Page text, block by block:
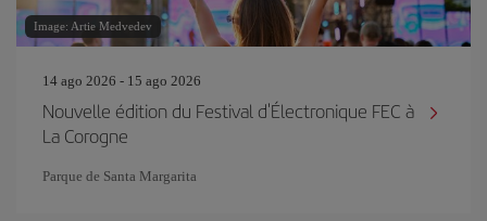
Image: Artie Medvedev
14 ago 2026 - 15 ago 2026
Nouvelle édition du Festival d'Électronique FEC à
La Corogne
Parque de Santa Margarita